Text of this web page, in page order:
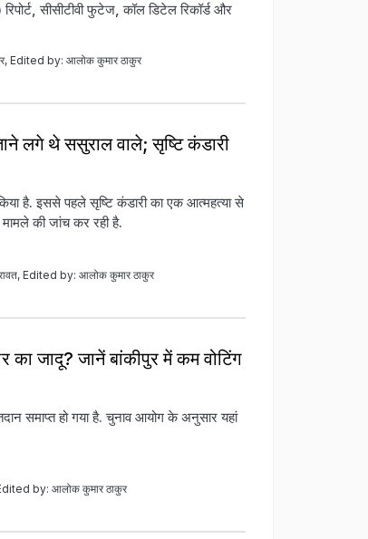
सीसीटीवी फुटेज, कॉल डिटेल रिकॉर्ड और
Edited by: आलोक कुमार ठाकुर
लगे थे ससुराल वाले; सृष्टि कंडारी
है. इससे पहले सृष्टि कंडारी का एक आत्महत्या से
की जांच कर रही है.
Edited by: आलोक कुमार ठाकुर
का जादू? जानें बांकीपुर में कम वोटिंग
समाप्त हो गया है. चुनाव आयोग के अनुसार यहां
by: आलोक कुमार ठाकुर